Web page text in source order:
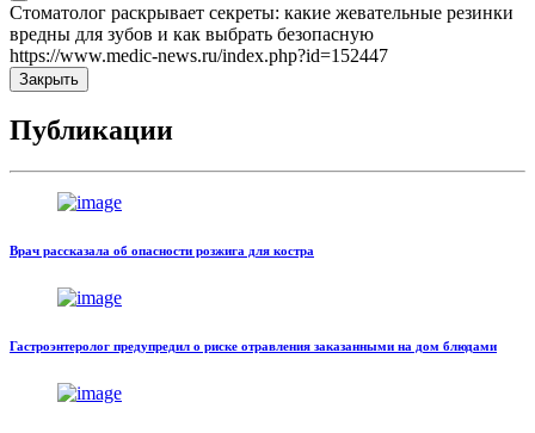
Стоматолог раскрывает секреты: какие жевательные резинки
вредны для зубов и как выбрать безопасную
https://www.medic-news.ru/index.php?id=152447
Закрыть
Публикации
Врач рассказала об опасности розжига для костра
Гастроэнтеролог предупредил о риске отравления заказанными на дом блюдами